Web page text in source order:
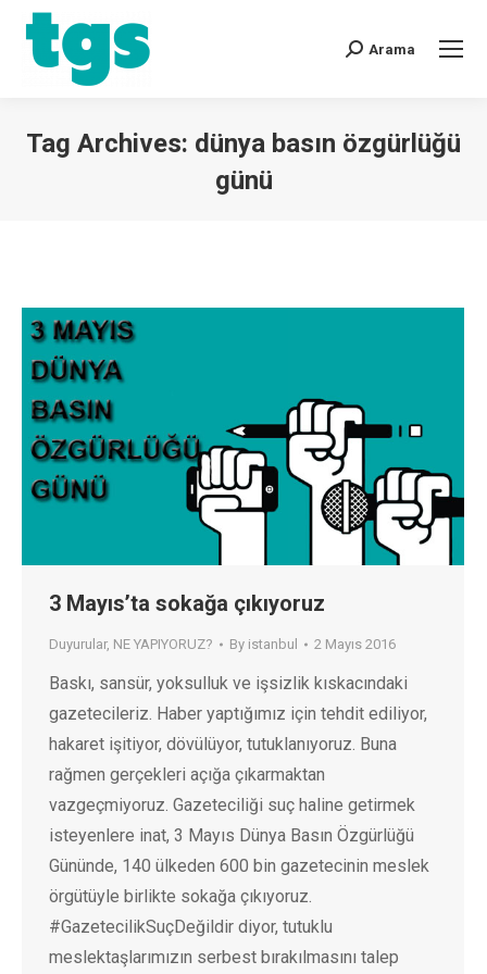
Arama
Tag Archives: dünya basın özgürlüğü
günü
3 Mayıs’ta sokağa çıkıyoruz
Duyurular, NE YAPIYORUZ? By istanbul 2 Mayıs 2016
Baskı, sansür, yoksulluk ve işsizlik kıskacındaki
gazetecileriz. Haber yaptığımız için tehdit ediliyor,
hakaret işitiyor, dövülüyor, tutuklanıyoruz. Buna
rağmen gerçekleri açığa çıkarmaktan
vazgeçmiyoruz. Gazeteciliği suç haline getirmek
isteyenlere inat, 3 Mayıs Dünya Basın Özgürlüğü
Gününde, 140 ülkeden 600 bin gazetecinin meslek
örgütüyle birlikte sokağa çıkıyoruz.
#GazetecilikSuçDeğildir diyor, tutuklu
meslektaşlarımızın serbest bırakılmasını talep